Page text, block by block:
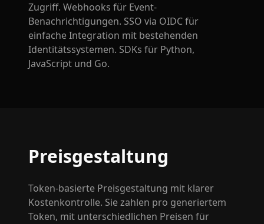
Zugriff. Webhooks für Event-
Benachrichtigungen. SSO via OIDC für
einfache Integration mit bestehenden
Identitätssystemen. SDKs für Python,
JavaScript und Go.
Preisgestaltung
Token-basierte Preisgestaltung mit klarer
Kostenkontrolle. Sie zahlen pro generiertem
Token, mit unterschiedlichen Preisen für